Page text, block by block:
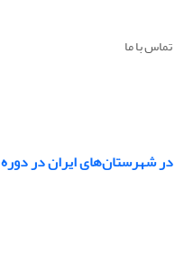
تماس با ما
ایران در دوره 1400 - 1395